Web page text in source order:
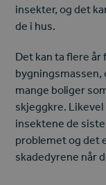
insekter, og det
de i hus.
Det kan ta flere år
bygningsmassen,
mange boliger
skjeggkre.
insektene de
problemet og det
skadedyrene når